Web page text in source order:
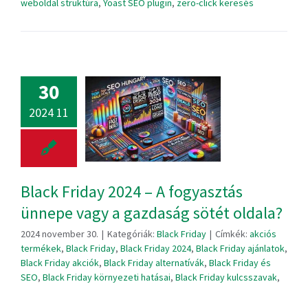
weboldal struktúra, Yoast SEO plugin, zero-click keresés
30
2024 11
Black Friday 2024 – A fogyasztás
ünnepe vagy a gazdaság sötét oldala?
2024 november 30. | Kategóriák: Black Friday | Címkék: akciós
termékek, Black Friday, Black Friday 2024, Black Friday ajánlatok,
Black Friday akciók, Black Friday alternatívák, Black Friday és
SEO, Black Friday környezeti hatásai, Black Friday kulcsszavak,